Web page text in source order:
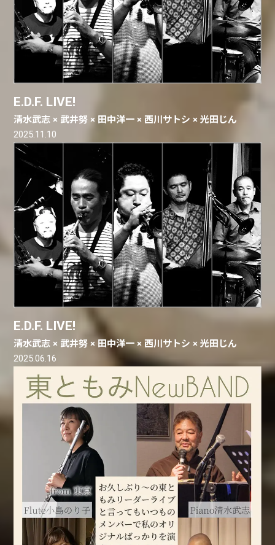
E.D.F. LIVE!
清水武志 × 武井努 × 田中洋一 × 西川サトシ × 光田じん
2025.11.10
E.D.F. LIVE!
清水武志 × 武井努 × 田中洋一 × 西川サトシ × 光田じん
2025.06.16